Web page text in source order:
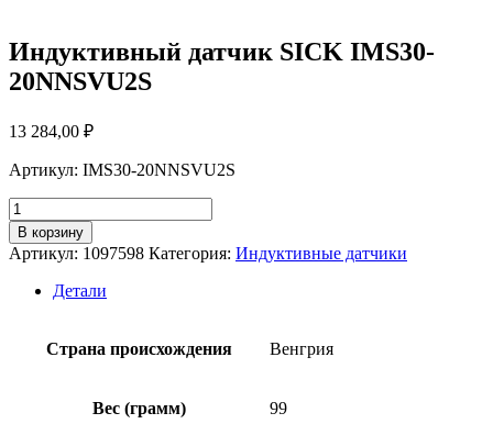
Индуктивный датчик SICK IMS30-
20NNSVU2S
13 284,00 ₽
Артикул: IMS30-20NNSVU2S
Количество
товара
Индуктивный
датчик
SICK
IMS30-
В корзину
Артикул: 1097598 Категория: Индуктивные датчики
Детали
Страна происхождения Венгрия
Вес (грамм) 99